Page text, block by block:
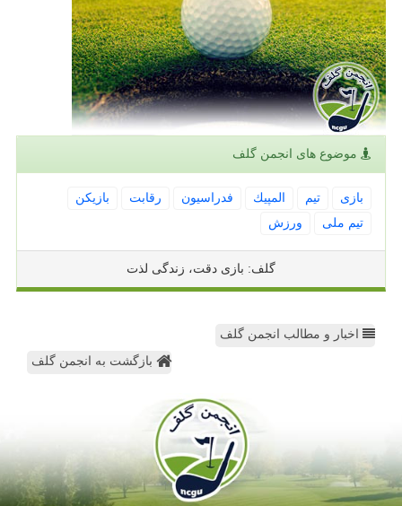
موضوع های انجمن گلف
بازی تیم المپیك فدراسیون رقابت
بازیكن
تیم ملی
ورزش
گلف: بازی دقت، زندگی لذت
اخبار و مطالب انجمن گلف
بازگشت به انجمن گلف